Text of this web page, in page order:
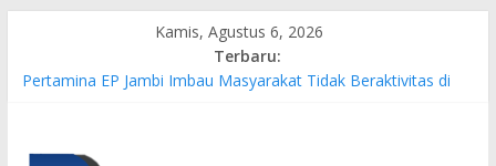
Kamis, Agustus 6, 2026
Terbaru:
Pertamina EP Jambi Imbau Masyarakat Tidak Beraktivitas di
Didampingi Pengacara Chris Januardi